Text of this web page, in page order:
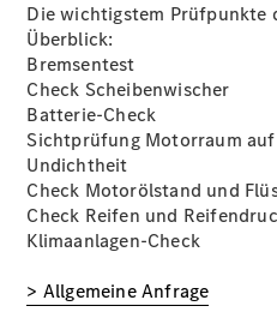
Startseite
finden
vereinbaren
vereinbaren
0
Die wichtigstem Prüfpunkte
Überblick:
Bremsentest
Check Scheibenwischer
Batterie-Check
Sichtprüfung Motorraum
Undichtheit
Check Motorölstand und
Check Reifen und
Klimaanlagen-Check
> Allgemeine Anfrage